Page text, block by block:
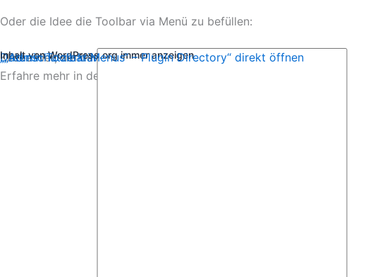
Oder die Idee die Toolbar via Menü zu befüllen:
Klicke hier, um Inhalte von WordPress.org anzuzeigen.
Erfahre mehr in der
Datenschutzerklärung von WordPress.org
Inhalt von WordPress.org immer anzeigen
„„Admin Toolbar Menus“ – Plugin Directory“ direkt öffnen